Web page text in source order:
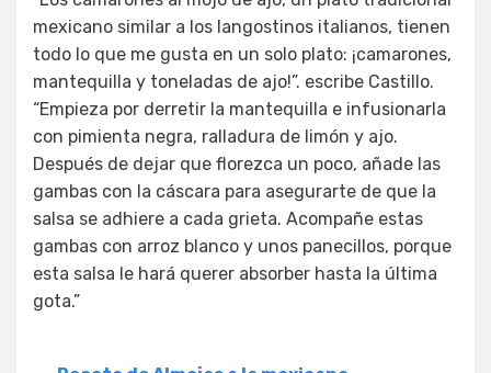
mexicano similar a los langostinos italianos, tienen
todo lo que me gusta en un solo plato: ¡camarones,
mantequilla y toneladas de ajo!”. escribe Castillo.
“Empieza por derretir la mantequilla e infusionarla
con pimienta negra, ralladura de limón y ajo.
Después de dejar que florezca un poco, añade las
gambas con la cáscara para asegurarte de que la
salsa se adhiere a cada grieta. Acompañe estas
gambas con arroz blanco y unos panecillos, porque
esta salsa le hará querer absorber hasta la última
gota.”